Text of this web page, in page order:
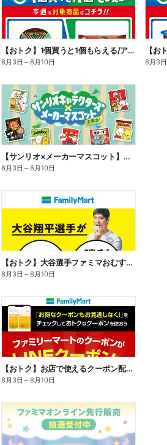
【おトク】1個買うと1個もらえる/アイス
8月3日 ～8月10日 8月3日
【サンリオ×メーカーマスコット】オリジナルグッズ貰える!
8月3日 ～8月10日
【おトク】大谷選手ファミマおむすび割
8月3日 ～8月10日
【おトク】お店で使えるクーポン配信中
8月3日 ～8月10日